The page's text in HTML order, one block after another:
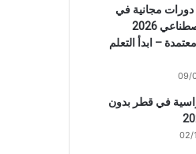
أفضل 10 دورات مجانية في
الذكاء الاصطناعي 2026
– ابدأ التعلم
09/
في قطر بدون
02/